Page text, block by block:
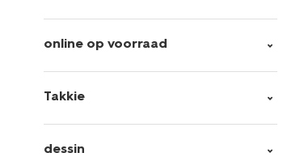
online op voorraad
Takkie
dessin